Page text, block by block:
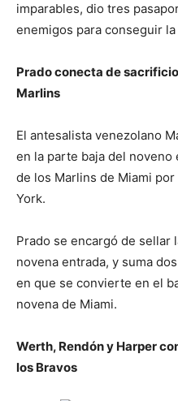
imparables, dio tres
enemigos para conseguir
Prado conecta de
Marlins
El antesalista venezolano
en la parte baja del
de los Marlins de Miami
York.
Prado se encargó de sellar
novena entrada, y suma
en que se convierte en el
novena de Miami.
Werth, Rendón y Harper
los Bravos